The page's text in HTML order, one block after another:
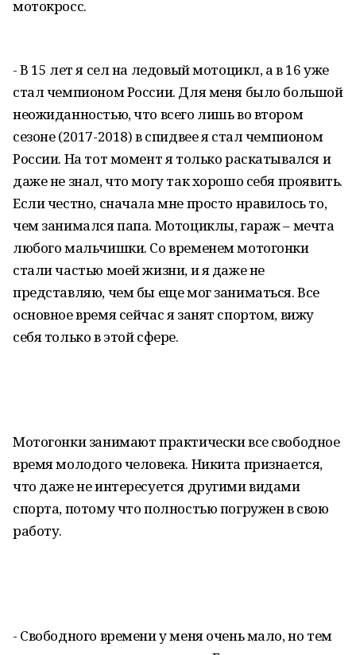
мотокросс.
- В 15 лет я сел на ледовый мотоцикл, а в 16 уже
стал чемпионом России. Для меня было большой
неожиданностью, что всего лишь во втором
сезоне (2017-2018) в спидвее я стал чемпионом
России. На тот момент я только раскатывался и
даже не знал, что могу так хорошо себя проявить.
Если честно, сначала мне просто нравилось то,
чем занимался папа. Мотоциклы, гараж – мечта
любого мальчишки. Со временем мотогонки
стали частью моей жизни, и я даже не
представляю, чем бы еще мог заниматься. Все
основное время сейчас я занят спортом, вижу
себя только в этой сфере.
Мотогонки занимают практически все свободное
время молодого человека. Никита признается,
что даже не интересуется другими видами
спорта, потому что полностью погружен в свою
работу.
- Свободного времени у меня очень мало, но тем